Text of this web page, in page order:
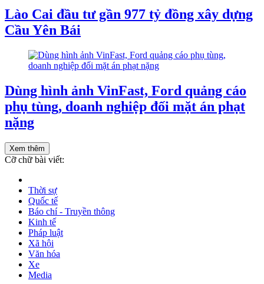
Lào Cai đầu tư gần 977 tỷ đồng xây dựng
Cầu Yên Bái
Dùng hình ảnh VinFast, Ford quảng cáo
phụ tùng, doanh nghiệp đối mặt án phạt
nặng
Xem thêm
Cỡ chữ bài viết:
Thời sự
Quốc tế
Báo chí - Truyền thông
Kinh tế
Pháp luật
Xã hội
Văn hóa
Xe
Media